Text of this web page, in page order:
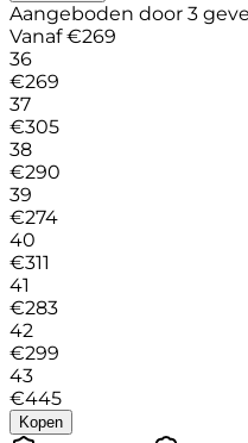
Aangeboden door 3
Vanaf €269
36
€269
37
€305
38
€290
39
€274
40
€311
41
€283
42
€299
43
€445
Kopen